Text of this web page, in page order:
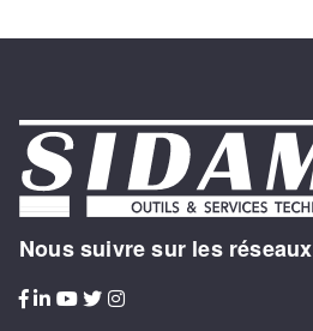
Nous suivre sur les réseaux